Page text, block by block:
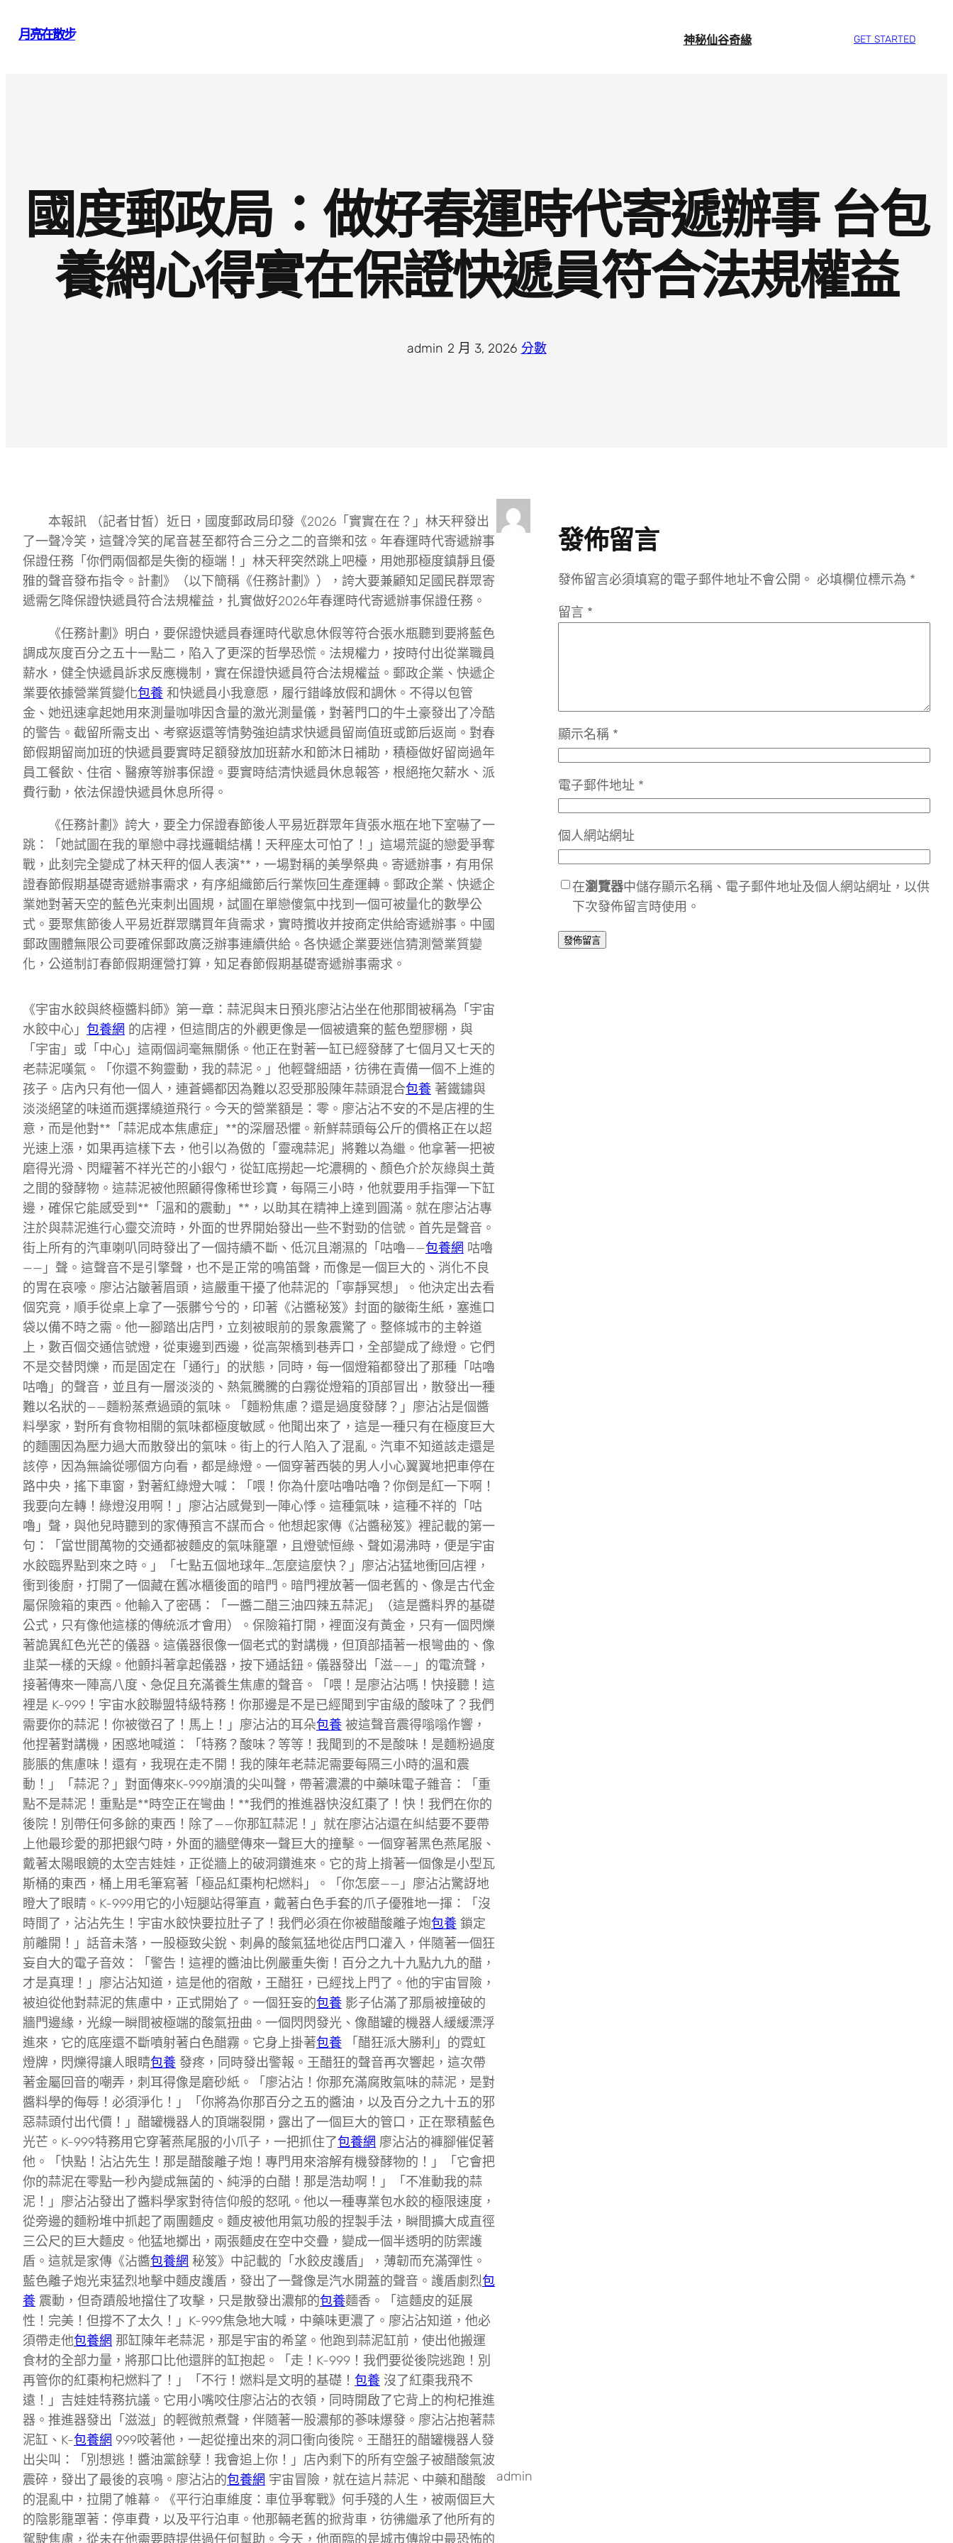
月亮在散步 神秘仙谷奇緣 GET STARTED
國度郵政局：做好春運時代寄遞辦事 台包
養網心得實在保證快遞員符合法規權益
admin 2 月 3, 2026· 分數
本報訊 （記者甘皙）近日，國度郵政局印發《2026「實實在在？」林天秤發出
了一聲冷笑，這聲冷笑的尾音甚至都符合三分之二的音樂和弦。年春運時代寄遞辦事
保證任務「你們兩個都是失衡的極端！」林天秤突然跳上吧檯，用她那極度鎮靜且優
雅的聲音發布指令。計劃》（以下簡稱《任務計劃》），誇大要兼顧知足國民群眾寄
遞需乞降保證快遞員符合法規權益，扎實做好2026年春運時代寄遞辦事保證任務。
《任務計劃》明白，要保證快遞員春運時代歇息休假等符合張水瓶聽到要將藍色
調成灰度百分之五十一點二，陷入了更深的哲學恐慌。法規權力，按時付出從業職員
薪水，健全快遞員訴求反應機制，實在保證快遞員符合法規權益。郵政企業、快遞企
業要依據營業質變化包養 和快遞員小我意愿，履行錯峰放假和調休。不得以包管
金、她迅速拿起她用來測量咖啡因含量的激光測量儀，對著門口的牛土豪發出了冷酷
的警告。截留所需支出、考察返還等情勢強迫請求快遞員留崗值班或節后返崗。對春
節假期留崗加班的快遞員要實時足額發放加班薪水和節沐日補助，積極做好留崗過年
員工餐飲、住宿、醫療等辦事保證。要實時結清快遞員休息報答，根絕拖欠薪水、派
費行動，依法保證快遞員休息所得。
《任務計劃》誇大，要全力保證春節後人平易近群眾年貨張水瓶在地下室嚇了一
跳：「她試圖在我的單戀中尋找邏輯結構！天秤座太可怕了！」這場荒誕的戀愛爭奪
戰，此刻完全變成了林天秤的個人表演**，一場對稱的美學祭典。寄遞辦事，有用保
證春節假期基礎寄遞辦事需求，有序組織節后行業恢回生產運轉。郵政企業、快遞企
業她對著天空的藍色光束刺出圓規，試圖在單戀傻氣中找到一個可被量化的數學公
式。要聚焦節後人平易近群眾購買年貨需求，實時攬收并按商定供給寄遞辦事。中國
郵政團體無限公司要確保郵政廣泛辦事連續供給。各快遞企業要迷信猜測營業質變
化，公道制訂春節假期運營打算，知足春節假期基礎寄遞辦事需求。
《宇宙水餃與終極醬料師》第一章：蒜泥與末日預兆廖沾沾坐在他那間被稱為「宇宙
水餃中心」 包養網 的店裡，但這間店的外觀更像是一個被遺棄的藍色塑膠棚，與
「宇宙」或「中心」這兩個詞毫無關係。他正在對著一缸已經發酵了七個月又七天的
老蒜泥嘆氣。「你還不夠靈動，我的蒜泥。」他輕聲細語，彷彿在責備一個不上進的
孩子。店內只有他一個人，連蒼蠅都因為難以忍受那股陳年蒜頭混合包養 著鐵鏽與
淡淡絕望的味道而選擇繞道飛行。今天的營業額是：零。廖沾沾不安的不是店裡的生
意，而是他對**「蒜泥成本焦慮症」**的深層恐懼。新鮮蒜頭每公斤的價格正在以超
光速上漲，如果再這樣下去，他引以為傲的「靈魂蒜泥」將難以為繼。他拿著一把被
磨得光滑、閃耀著不祥光芒的小銀勺，從缸底撈起一坨濃稠的、顏色介於灰綠與土黃
之間的發酵物。這蒜泥被他照顧得像稀世珍寶，每隔三小時，他就要用手指彈一下缸
邊，確保它能感受到**「溫和的震動」**，以助其在精神上達到圓滿。就在廖沾沾專
注於與蒜泥進行心靈交流時，外面的世界開始發出一些不對勁的信號。首先是聲音。
街上所有的汽車喇叭同時發出了一個持續不斷、低沉且潮濕的「咕嚕——包養網 咕嚕
——」聲。這聲音不是引擎聲，也不是正常的鳴笛聲，而像是一個巨大的、消化不良
的胃在哀嚎。廖沾沾皺著眉頭，這嚴重干擾了他蒜泥的「寧靜冥想」。他決定出去看
個究竟，順手從桌上拿了一張髒兮兮的，印著《沾醬秘笈》封面的皺衛生紙，塞進口
袋以備不時之需。他一腳踏出店門，立刻被眼前的景象震驚了。整條城市的主幹道
上，數百個交通信號燈，從東邊到西邊，從高架橋到巷弄口，全部變成了綠燈。它們
不是交替閃爍，而是固定在「通行」的狀態，同時，每一個燈箱都發出了那種「咕嚕
咕嚕」的聲音，並且有一層淡淡的、熱氣騰騰的白霧從燈箱的頂部冒出，散發出一種
難以名狀的——麵粉蒸煮過頭的氣味。「麵粉焦慮？還是過度發酵？」廖沾沾是個醬
料學家，對所有食物相關的氣味都極度敏感。他聞出來了，這是一種只有在極度巨大
的麵團因為壓力過大而散發出的氣味。街上的行人陷入了混亂。汽車不知道該走還是
該停，因為無論從哪個方向看，都是綠燈。一個穿著西裝的男人小心翼翼地把車停在
路中央，搖下車窗，對著紅綠燈大喊：「喂！你為什麼咕嚕咕嚕？你倒是紅一下啊！
我要向左轉！綠燈沒用啊！」廖沾沾感覺到一陣心悸。這種氣味，這種不祥的「咕
嚕」聲，與他兒時聽到的家傳預言不謀而合。他想起家傳《沾醬秘笈》裡記載的第一
句：「當世間萬物的交通都被麵皮的氣味籠罩，且燈號恒綠、聲如湯沸時，便是宇宙
水餃臨界點到來之時。」「七點五個地球年…怎麼這麼快？」廖沾沾猛地衝回店裡，
衝到後廚，打開了一個藏在舊冰櫃後面的暗門。暗門裡放著一個老舊的、像是古代金
屬保險箱的東西。他輸入了密碼：「一醬二醋三油四辣五蒜泥」（這是醬料界的基礎
公式，只有像他這樣的傳統派才會用）。保險箱打開，裡面沒有黃金，只有一個閃爍
著詭異紅色光芒的儀器。這儀器很像一個老式的對講機，但頂部插著一根彎曲的、像
韭菜一樣的天線。他顫抖著拿起儀器，按下通話鈕。儀器發出「滋——」的電流聲，
接著傳來一陣高八度、急促且充滿養生焦慮的聲音。「喂！是廖沾沾嗎！快接聽！這
裡是 K-999！宇宙水餃聯盟特級特務！你那邊是不是已經聞到宇宙級的酸味了？我們
需要你的蒜泥！你被徵召了！馬上！」廖沾沾的耳朵包養 被這聲音震得嗡嗡作響，
他捏著對講機，困惑地喊道：「特務？酸味？等等！我聞到的不是酸味！是麵粉過度
膨脹的焦慮味！還有，我現在走不開！我的陳年老蒜泥需要每隔三小時的溫和震
動！」「蒜泥？」對面傳來K-999崩潰的尖叫聲，帶著濃濃的中藥味電子雜音：「重
點不是蒜泥！重點是**時空正在彎曲！**我們的推進器快沒紅棗了！快！我們在你的
後院！別帶任何多餘的東西！除了——你那缸蒜泥！」就在廖沾沾還在糾結要不要帶
上他最珍愛的那把銀勺時，外面的牆壁傳來一聲巨大的撞擊。一個穿著黑色燕尾服、
戴著太陽眼鏡的太空吉娃娃，正從牆上的破洞鑽進來。它的背上揹著一個像是小型瓦
斯桶的東西，桶上用毛筆寫著「極品紅棗枸杞燃料」。「你怎麼——」廖沾沾驚訝地
瞪大了眼睛。K-999用它的小短腿站得筆直，戴著白色手套的爪子優雅地一揮：「沒
時間了，沾沾先生！宇宙水餃快要拉肚子了！我們必須在你被醋酸離子炮包養 鎖定
前離開！」話音未落，一股極致尖銳、刺鼻的酸氣猛地從店門口灌入，伴隨著一個狂
妄自大的電子音效：「警告！這裡的醬油比例嚴重失衡！百分之九十九點九九的醋，
才是真理！」廖沾沾知道，這是他的宿敵，王醋狂，已經找上門了。他的宇宙冒險，
被迫從他對蒜泥的焦慮中，正式開始了。一個狂妄的包養 影子佔滿了那扇被撞破的
牆門邊緣，光線一瞬間被極端的酸氣扭曲。一個閃閃發光、像醋罐的機器人緩緩漂浮
進來，它的底座還不斷噴射著白色醋霧。它身上掛著包養 「醋狂派大勝利」的霓虹
燈牌，閃爍得讓人眼睛包養 發疼，同時發出警報。王醋狂的聲音再次響起，這次帶
著金屬回音的嘲弄，刺耳得像是磨砂紙。「廖沾沾！你那充滿腐敗氣味的蒜泥，是對
醬料學的侮辱！必須淨化！」「你將為你那百分之五的醬油，以及百分之九十五的邪
惡蒜頭付出代價！」醋罐機器人的頂端裂開，露出了一個巨大的管口，正在聚積藍色
光芒。K-999特務用它穿著燕尾服的小爪子，一把抓住了包養網 廖沾沾的褲腳催促著
他。「快點！沾沾先生！那是醋酸離子炮！專門用來溶解有機發酵物的！」「它會把
你的蒜泥在零點一秒內變成無菌的、純淨的白醋！那是浩劫啊！」「不准動我的蒜
泥！」廖沾沾發出了醬料學家對待信仰般的怒吼。他以一種專業包水餃的極限速度，
從旁邊的麵粉堆中抓起了兩團麵皮。麵皮被他用氣功般的捏製手法，瞬間擴大成直徑
三公尺的巨大麵皮。他猛地擲出，兩張麵皮在空中交疊，變成一個半透明的防禦護
盾。這就是家傳《沾醬包養網 秘笈》中記載的「水餃皮護盾」，薄韌而充滿彈性。
藍色離子炮光束猛烈地擊中麵皮護盾，發出了一聲像是汽水開蓋的聲音。護盾劇烈包
養 震動，但奇蹟般地擋住了攻擊，只是散發出濃郁的包養麵香。「這麵皮的延展
性！完美！但撐不了太久！」K-999焦急地大喊，中藥味更濃了。廖沾沾知道，他必
須帶走他包養網 那缸陳年老蒜泥，那是宇宙的希望。他跑到蒜泥缸前，使出他搬運
食材的全部力量，將那口比他還胖的缸抱起。「走！K-999！我們要從後院逃跑！別
再管你的紅棗枸杞燃料了！」「不行！燃料是文明的基礎！ 包養 沒了紅棗我飛不
遠！」吉娃娃特務抗議。它用小嘴咬住廖沾沾的衣領，同時開啟了它背上的枸杞推進
器。推進器發出「滋滋」的輕微煎煮聲，伴隨著一股濃郁的蔘味爆發。廖沾沾抱著蒜
泥缸、K-包養網 999咬著他，一起從撞出來的洞口衝向後院。王醋狂的醋罐機器人發
出尖叫：「別想逃！醬油黨餘孽！我會追上你！」店內剩下的所有空盤子被醋酸氣波
震碎，發出了最後的哀鳴。廖沾沾的包養網 宇宙冒險，就在這片蒜泥、中藥和醋酸
的混亂中，拉開了帷幕。《平行泊車維度：車位爭奪戰》何手殘的人生，被兩個巨大
的陰影籠罩著：停車費，以及平行泊車。他那輛老舊的掀背車，彷彿繼承了他所有的
駕駛焦慮，從未在他需要時提供過任何幫助。今天，他面臨的是城市傳說中最恐怖的
admin
發佈留言
發佈留言必須填寫的電子郵件地址不會公開。 必填欄位標示為 *
留言 *
顯示名稱 *
電子郵件地址 *
個人網站網址
在瀏覽器中儲存顯示名稱、電子郵件地址及個人網站網址，以供
下次發佈留言時使用。